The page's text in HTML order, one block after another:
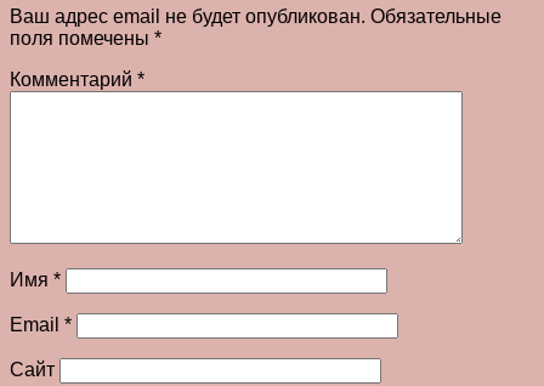
Ваш адрес email не будет опубликован. Обязательные
поля помечены *
Комментарий *
Имя *
Email *
Сайт